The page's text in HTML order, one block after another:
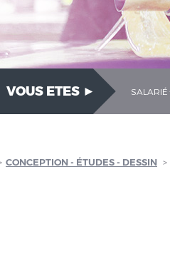
VOUS ETES ► SALARIÉ
CONCEPTION - ÉTUDES - DESSIN